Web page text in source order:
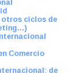
otros ciclos de
Comercio
de